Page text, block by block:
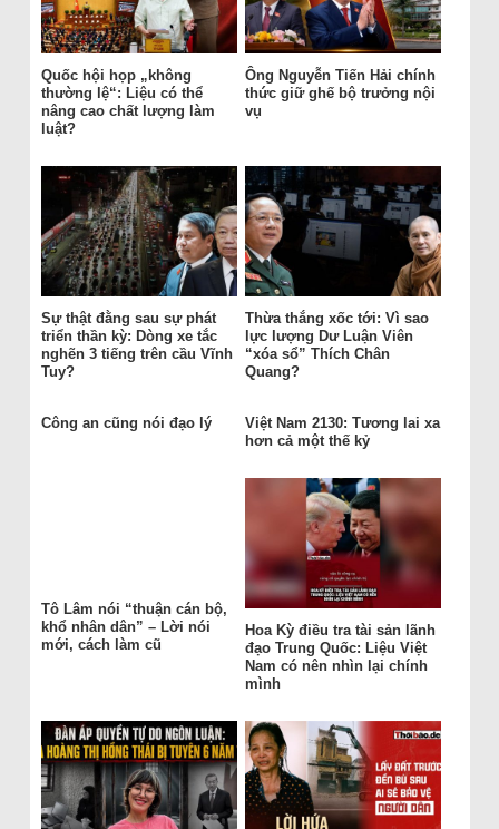
Quốc hội họp „không
thường lệ“: Liệu có thể
nâng cao chất lượng làm
luật?
Ông Nguyễn Tiến Hải chính
thức giữ ghế bộ trưởng nội
vụ
Sự thật đằng sau sự phát
triển thần kỳ: Dòng xe tắc
nghẽn 3 tiếng trên cầu Vĩnh
Tuy?
Thừa thắng xốc tới: Vì sao
lực lượng Dư Luận Viên
“xóa sổ” Thích Chân
Quang?
Công an cũng nói đạo lý
Việt Nam 2130: Tương lai xa
hơn cả một thế kỷ
Tô Lâm nói “thuận cán bộ,
khổ nhân dân” – Lời nói
mới, cách làm cũ
Hoa Kỳ điều tra tài sản lãnh
đạo Trung Quốc: Liệu Việt
Nam có nên nhìn lại chính
mình